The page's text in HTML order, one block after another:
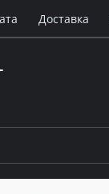
Доставка